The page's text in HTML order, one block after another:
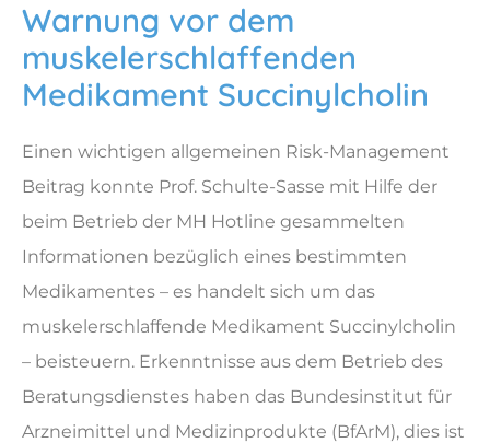
Warnung vor dem
muskelerschlaffenden
Medikament Succinylcholin
Einen wichtigen allgemeinen Risk-Management
Beitrag konnte Prof. Schulte-Sasse mit Hilfe der
beim Betrieb der MH Hotline gesammelten
Informationen bezüglich eines bestimmten
Medikamentes – es handelt sich um das
muskelerschlaffende Medikament Succinylcholin
– beisteuern. Erkenntnisse aus dem Betrieb des
Beratungsdienstes haben das Bundesinstitut für
Arzneimittel und Medizinprodukte (BfArM), dies ist